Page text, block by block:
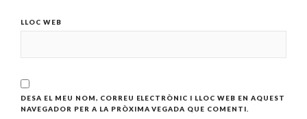
LLOC WEB
DESA EL MEU NOM, CORREU ELECTRÒNIC I LLOC WEB EN AQUEST
NAVEGADOR PER A LA PRÒXIMA VEGADA QUE COMENTI.